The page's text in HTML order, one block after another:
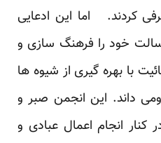
کردند. اما این ادعایی
خود را فرهنگ سازی و
با بهره گیری از شیوه ها
داند. این انجمن صبر و
کنار انجام اعمال عبادی و